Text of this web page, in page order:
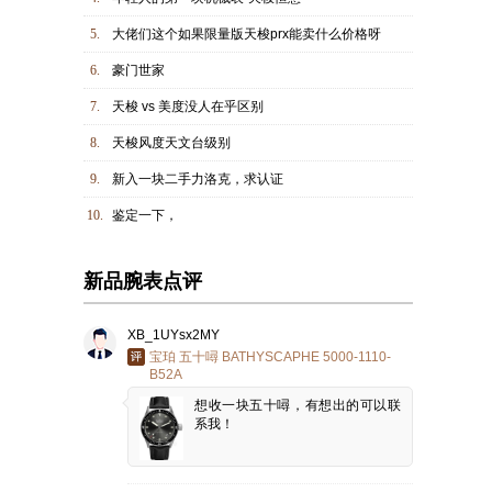
5. 大佬们这个如果限量版天梭prx能卖什么价格呀
6. 豪门世家
7. 天梭 vs 美度没人在乎区别
8. 天梭风度天文台级别
9. 新入一块二手力洛克，求认证
10. 鉴定一下，
新品腕表点评
XB_1UYsx2MY
宝珀 五十噚 BATHYSCAPHE 5000-1110-
B52A
想收一块五十噚，有想出的可以联
系我！